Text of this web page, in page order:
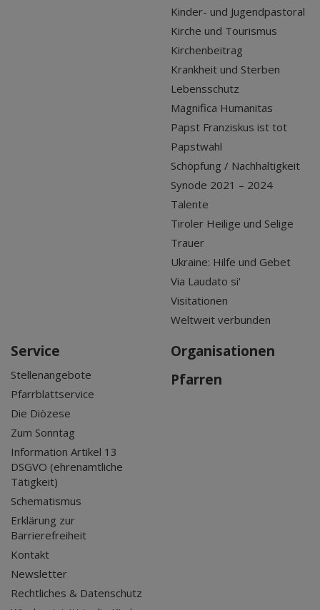
Kinder- und Jugendpastoral
Kirche und Tourismus
Kirchenbeitrag
Krankheit und Sterben
Lebensschutz
Magnifica Humanitas
Papst Franziskus ist tot
Papstwahl
Schöpfung / Nachhaltigkeit
Synode 2021 – 2024
Talente
Tiroler Heilige und Selige
Trauer
Ukraine: Hilfe und Gebet
Via Laudato si'
Visitationen
Weltweit verbunden
Service
Stellenangebote
Pfarrblattservice
Die Diözese
Zum Sonntag
Information Artikel 13
DSGVO (ehrenamtliche
Tätigkeit)
Schematismus
Erklärung zur
Barrierefreiheit
Kontakt
Newsletter
Rechtliches & Datenschutz
Organisationen
Pfarren